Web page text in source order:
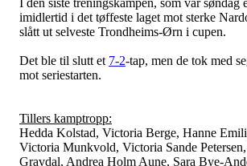
I den siste treningskampen, som var søndag
imidlertid i det tøffeste laget mot sterke
slått ut selveste Trondheims-Ørn i cupen.
Det ble til slutt et 7-2-tap, men de tok med
mot seriestarten.
Tillers kamptropp:
Hedda Kolstad, Victoria Berge, Hanne
Victoria Munkvold, Victoria Sande
Gravdal, Andrea Holm Aune, Sara Bye-